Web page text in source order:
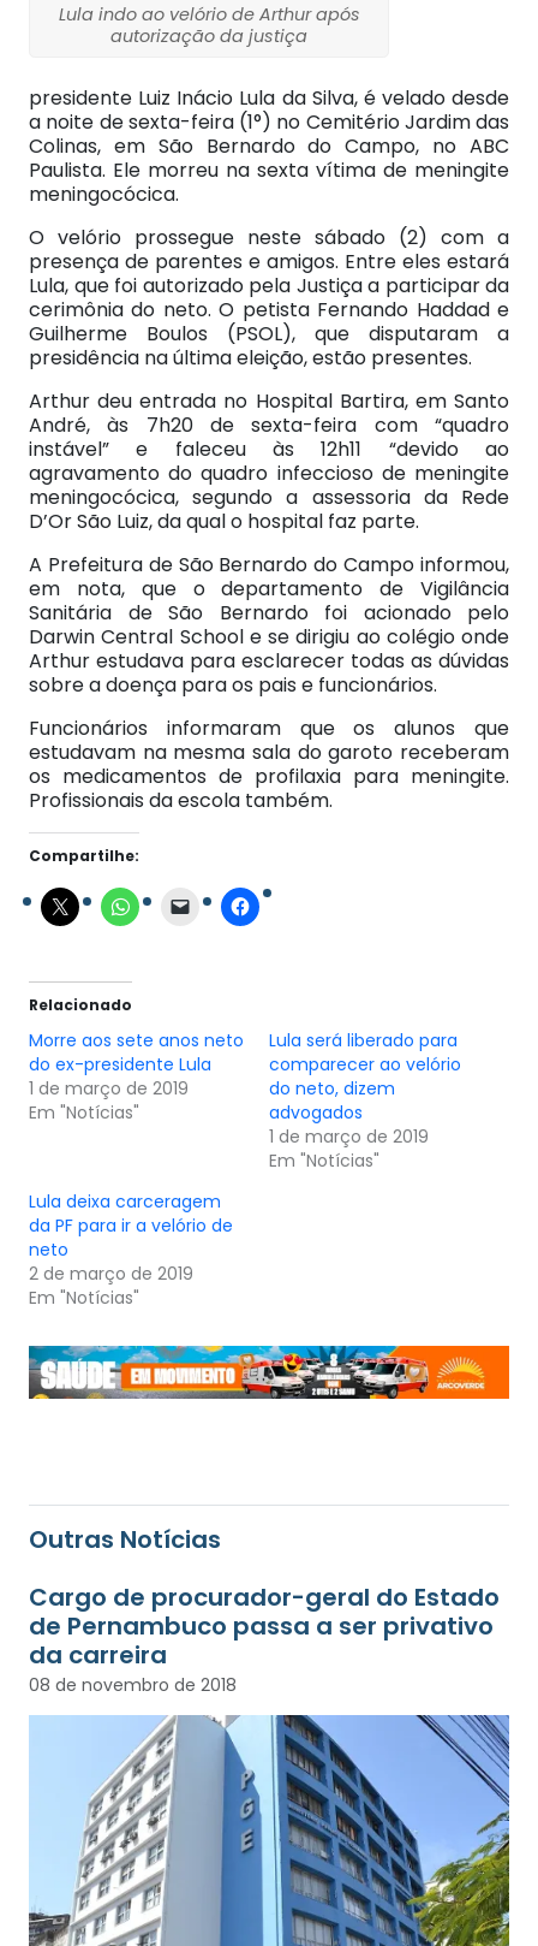
Lula indo ao velório de Arthur após
autorização da justiça
presidente Luiz Inácio Lula da Silva, é velado desde
a noite de sexta-feira (1°) no Cemitério Jardim das
Colinas, em São Bernardo do Campo, no ABC
Paulista. Ele morreu na sexta vítima de meningite
meningocócica.
O velório prossegue neste sábado (2) com a
presença de parentes e amigos. Entre eles estará
Lula, que foi autorizado pela Justiça a participar da
cerimônia do neto. O petista Fernando Haddad e
Guilherme Boulos (PSOL), que disputaram a
presidência na última eleição, estão presentes.
Arthur deu entrada no Hospital Bartira, em Santo
André, às 7h20 de sexta-feira com “quadro
instável” e faleceu às 12h11 “devido ao
agravamento do quadro infeccioso de meningite
meningocócica, segundo a assessoria da Rede
D’Or São Luiz, da qual o hospital faz parte.
A Prefeitura de São Bernardo do Campo informou,
em nota, que o departamento de Vigilância
Sanitária de São Bernardo foi acionado pelo
Darwin Central School e se dirigiu ao colégio onde
Arthur estudava para esclarecer todas as dúvidas
sobre a doença para os pais e funcionários.
Funcionários informaram que os alunos que
estudavam na mesma sala do garoto receberam
os medicamentos de profilaxia para meningite.
Profissionais da escola também.
Compartilhe:
Relacionado
Morre aos sete anos neto
do ex-presidente Lula
1 de março de 2019
Em "Notícias"
Lula será liberado para
comparecer ao velório
do neto, dizem
advogados
1 de março de 2019
Em "Notícias"
Lula deixa carceragem
da PF para ir a velório de
neto
2 de março de 2019
Em "Notícias"
Outras Notícias
Cargo de procurador-geral do Estado
de Pernambuco passa a ser privativo
da carreira
08 de novembro de 2018